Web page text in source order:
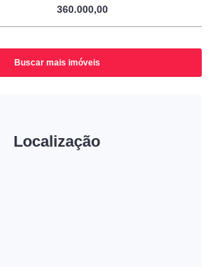
360.000,00
Buscar mais imóveis
Localização